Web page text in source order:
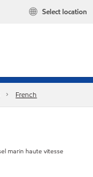
Select location
French
marin haute vitesse